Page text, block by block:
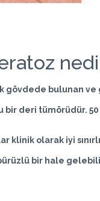
gövdede bulunan
bir deri tümörüdür.
klinik olarak iyi
bir hale